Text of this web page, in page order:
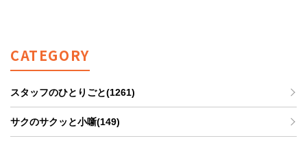
CATEGORY
スタッフのひとりごと(1261)
サクのサクッと小噺(149)